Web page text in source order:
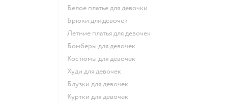
Белое платье для девочки
Брюки для девочек
Летние платья для девочек
Бомберы для девочек
Костюмы для девочек
Худи для девочек
Блузки для девочек
Куртки для девочек